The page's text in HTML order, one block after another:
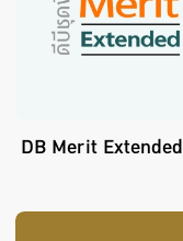
DB Merit Extended